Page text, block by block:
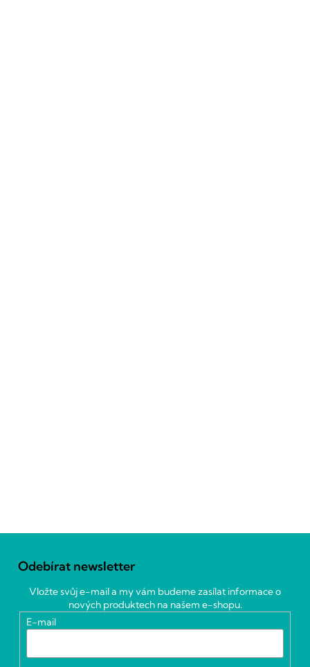
Odebírat newsletter
Vložte svůj e-mail a my vám budeme zasílat informace o
nových produktech na našem e-shopu.
E-mail